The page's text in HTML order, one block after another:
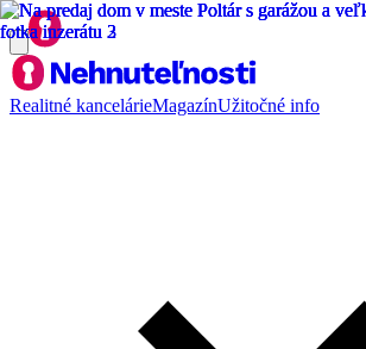
Realitné kancelárieMagazínUžitočné info